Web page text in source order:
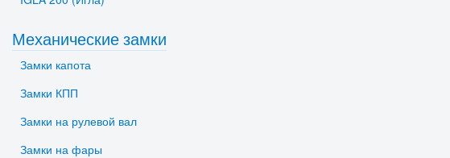
Механические замки
Замки капота
Замки КПП
Замки на рулевой вал
Замки на фары